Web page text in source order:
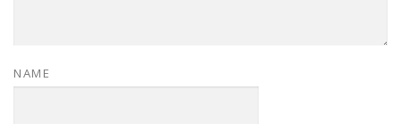
NAME